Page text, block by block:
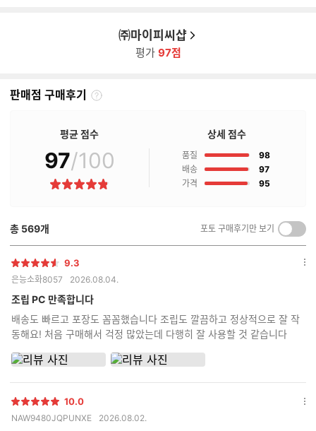
㈜마이피씨샵
평가 97점
판매점 구매후기
판
매
후
기
평균 점수
97/100
별
상세 점수
품질 98점
배송
97점
가격
95점
총 569개 포토 구매후기만 보기
켜
기/
별
점
9.3
은능소화8057 2026.08.04.
조립 PC 만족합니다
배송도 빠르고 포장도 꼼꼼했습니다 조립도 깔끔하고 정상적으로 잘 작
동해요! 처음 구매해서 걱정 많았는데 다행히 잘 사용할 것 같습니다
옵
별
점
10.0
NAW9480JQPUNXE 2026.08.02.
옵